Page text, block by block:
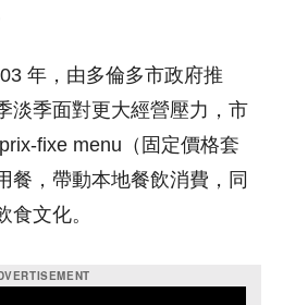
年，由多倫多市政府推
淡季面對更大經營壓力，市
fixe menu（固定價格套
餐，帶動本地餐飲消費，同
食文化。